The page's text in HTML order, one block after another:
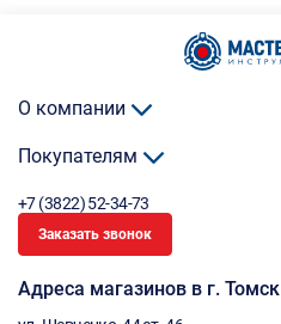
О компании
Покупателям
+7 (3822) 52-34-73
Заказать звонок
Адреса магазинов в г. Томск